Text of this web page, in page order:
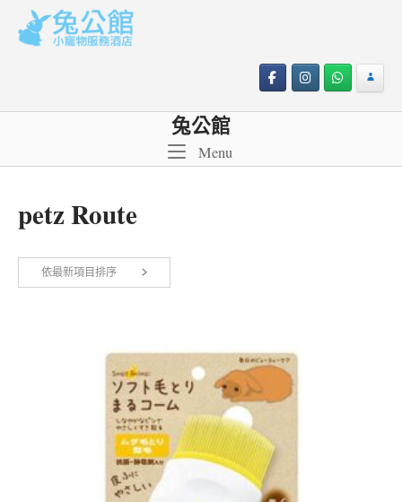
content
兔公館
MenuMenu
petz Route
依最新項目排序